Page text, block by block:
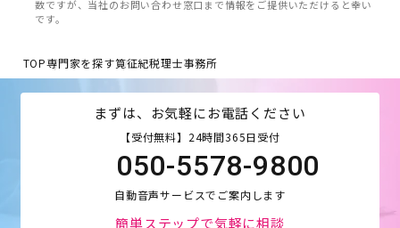
数ですが、当社のお問い合わせ窓口まで情報をご提供いただけると幸い
です。
TOP専門家を探す筧征紀税理士事務所
まずは、お気軽にお電話ください
【受付無料】24時間365日受付
050-5578-9800
自動音声サービスでご案内します
簡単ステップで気軽に相談